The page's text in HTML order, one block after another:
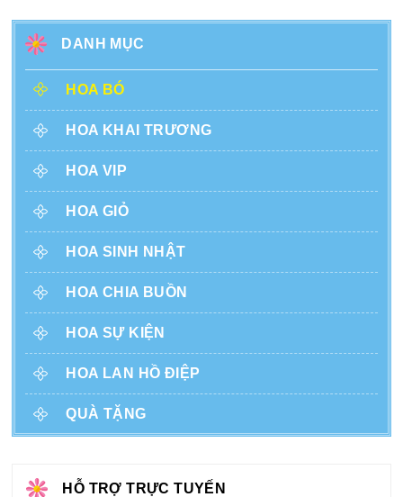
DANH MỤC
HOA BÓ
HOA KHAI TRƯƠNG
HOA VIP
HOA GIỎ
HOA SINH NHẬT
HOA CHIA BUỒN
HOA SỰ KIỆN
HOA LAN HỒ ĐIỆP
QUÀ TẶNG
HỖ TRỢ TRỰC TUYẾN